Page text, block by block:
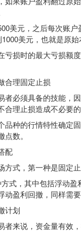
元，之后每次账户
美元，也就是原
损时的最大亏损额度
理固定止损
必须具备的技能，因
理止损造成不必要的
种的行情特性确定固
数。
配
式，第一种是固定止
，其中包括浮动盈
动盈利回撤，同样需
计划
来说，资金量有效，